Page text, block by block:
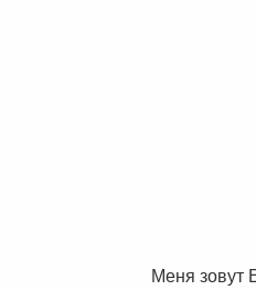
Меня зовут